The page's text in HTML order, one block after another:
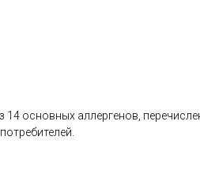
14 основных аллергенов,